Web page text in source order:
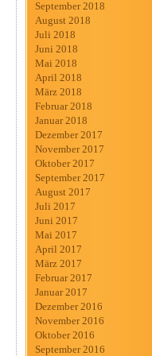
September 2018
August 2018
Juli 2018
Juni 2018
Mai 2018
April 2018
März 2018
Februar 2018
Januar 2018
Dezember 2017
November 2017
Oktober 2017
September 2017
August 2017
Juli 2017
Juni 2017
Mai 2017
April 2017
März 2017
Februar 2017
Januar 2017
Dezember 2016
November 2016
Oktober 2016
September 2016